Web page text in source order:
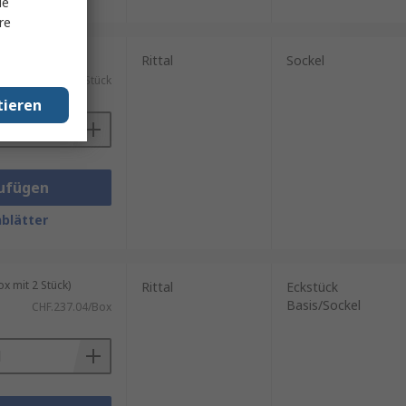
CHF.377.66/Stück
Rittal Sockel
mit 2 Stück)
CHF.237.04/Box
Rittal
Eckstück
Basis/Sockel